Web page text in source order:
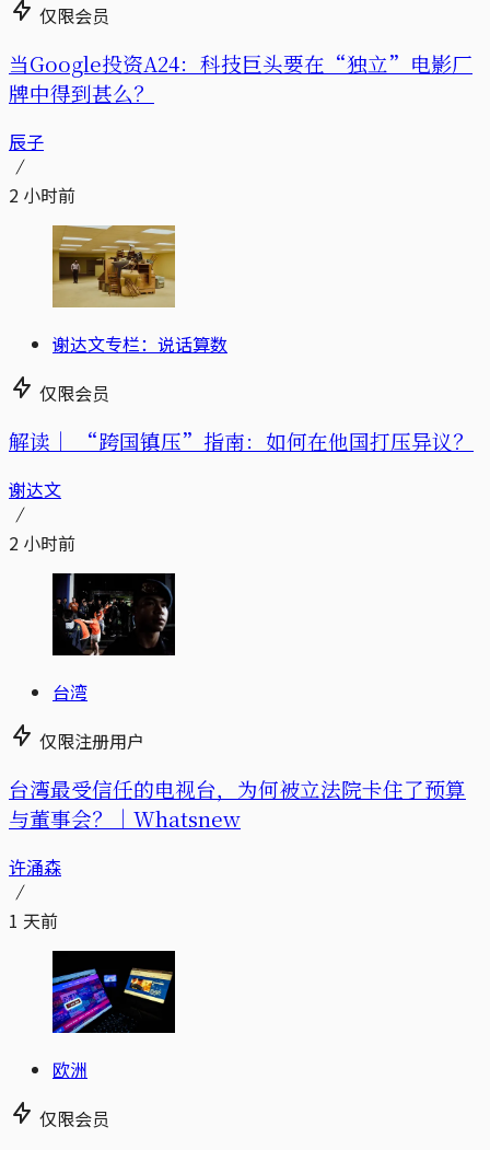
仅限会员
当Google投资A24：科技巨头要在“独立”电影厂
牌中得到甚么？
辰子
2 小时前
谢达文专栏：说话算数
仅限会员
解读｜ “跨国镇压”指南：如何在他国打压异议？
谢达文
2 小时前
台湾
仅限注册用户
台湾最受信任的电视台，为何被立法院卡住了预算
与董事会？｜Whatsnew
许涌森
1 天前
欧洲
仅限会员